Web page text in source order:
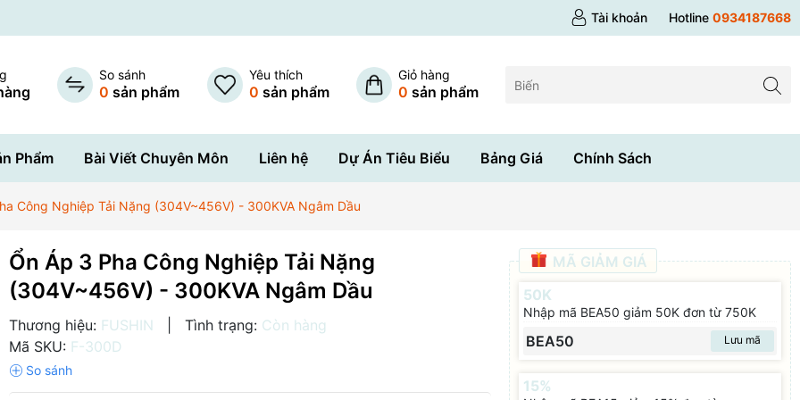
Tài khoản Hotline 0934187668
So sánh
0 sản phẩm
Yêu thích
0 sản phẩm
Giỏ hàng
0 sản phẩm
Phẩm Bài Viết Chuyên Môn Liên hệ Dự Án Tiêu Biểu Bảng Giá Chính Sách
Công Nghiệp Tải Nặng (304V~456V) - 300KVA Ngâm Dầu
Ổn Áp 3 Pha Công Nghiệp Tải Nặng
(304V~456V) - 300KVA Ngâm Dầu
Thương hiệu: FUSHIN Tình trạng: Còn hàng
Mã SKU: F-300D
MÃ GIẢM GIÁ
50K
Nhập mã BEA50 giảm 50K đơn từ 750K
BEA50 Lưu mã
15%